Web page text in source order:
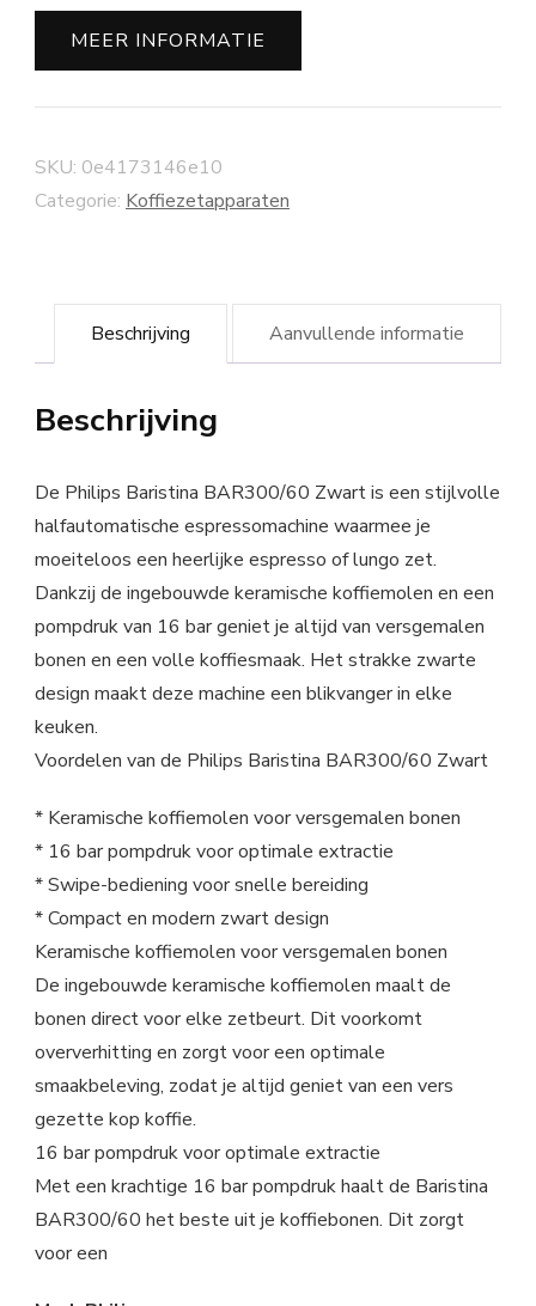
MEER INFORMATIE
SKU: 0e4173146e10
Categorie: Koffiezetapparaten
Beschrijving Aanvullende informatie
Beschrijving
De Philips Baristina BAR300/60 Zwart is een stijlvolle
halfautomatische espressomachine waarmee je
moeiteloos een heerlijke espresso of lungo zet.
Dankzij de ingebouwde keramische koffiemolen en een
pompdruk van 16 bar geniet je altijd van versgemalen
bonen en een volle koffiesmaak. Het strakke zwarte
design maakt deze machine een blikvanger in elke
keuken.
Voordelen van de Philips Baristina BAR300/60 Zwart
* Keramische koffiemolen voor versgemalen bonen
* 16 bar pompdruk voor optimale extractie
* Swipe-bediening voor snelle bereiding
* Compact en modern zwart design
Keramische koffiemolen voor versgemalen bonen
De ingebouwde keramische koffiemolen maalt de
bonen direct voor elke zetbeurt. Dit voorkomt
oververhitting en zorgt voor een optimale
smaakbeleving, zodat je altijd geniet van een vers
gezette kop koffie.
16 bar pompdruk voor optimale extractie
Met een krachtige 16 bar pompdruk haalt de Baristina
BAR300/60 het beste uit je koffiebonen. Dit zorgt
voor een